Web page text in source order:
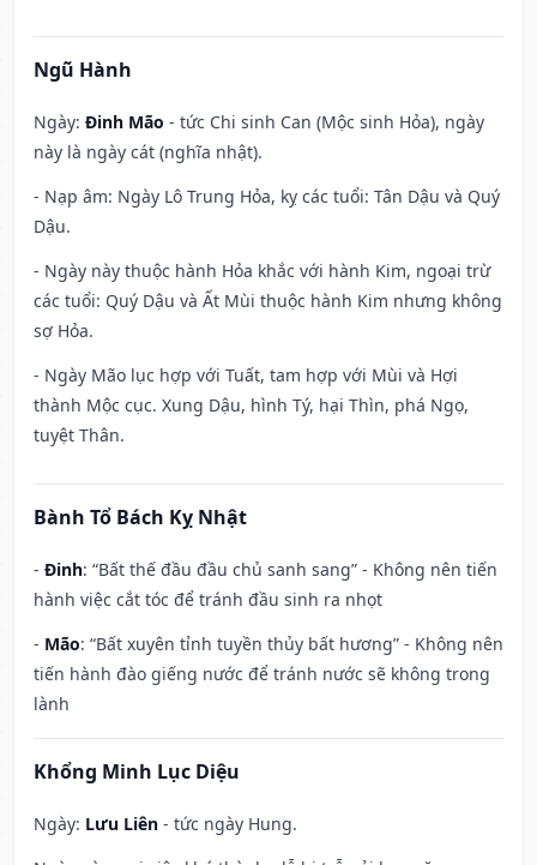
Ngũ Hành
Ngày: Đinh Mão - tức Chi sinh Can (Mộc sinh Hỏa), ngày
này là ngày cát (nghĩa nhật).
- Nạp âm: Ngày Lô Trung Hỏa, kỵ các tuổi: Tân Dậu và Quý
Dậu.
- Ngày này thuộc hành Hỏa khắc với hành Kim, ngoại trừ
các tuổi: Quý Dậu và Ất Mùi thuộc hành Kim nhưng không
sợ Hỏa.
- Ngày Mão lục hợp với Tuất, tam hợp với Mùi và Hợi
thành Mộc cục. Xung Dậu, hình Tý, hại Thìn, phá Ngọ,
tuyệt Thân.
Bành Tổ Bách Kỵ Nhật
- Đinh: “Bất thế đầu đầu chủ sanh sang” - Không nên tiến
hành việc cắt tóc để tránh đầu sinh ra nhọt
- Mão: “Bất xuyên tỉnh tuyền thủy bất hương” - Không nên
tiến hành đào giếng nước để tránh nước sẽ không trong
lành
Khổng Minh Lục Diệu
Ngày: Lưu Liên - tức ngày Hung.